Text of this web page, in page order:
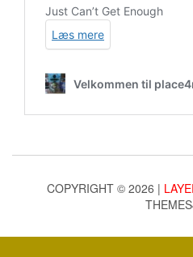
COPYRIGHT © 2026 |